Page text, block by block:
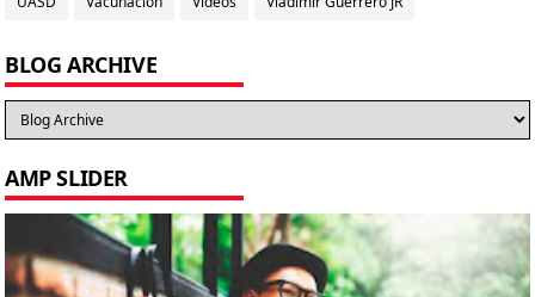
BLOG ARCHIVE
AMP SLIDER